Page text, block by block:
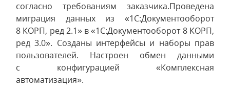
согласно требованиям заказчика.Проведена
миграция данных из «1С:Документооборот
8 КОРП, ред 2.1» в «1С:Документооборот 8 КОРП,
ред 3.0». Созданы интерфейсы и наборы прав
пользователей. Настроен обмен данными
с конфигурацией «Комплексная
автоматизация».